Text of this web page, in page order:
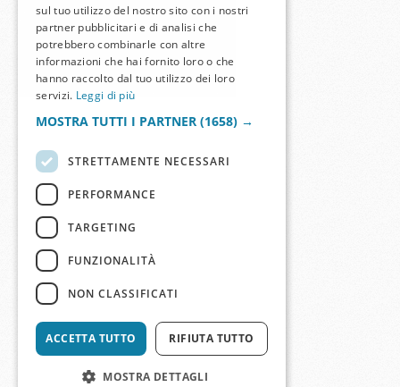
sul tuo utilizzo del nostro sito con i nostri
partner pubblicitari e di analisi che
potrebbero combinarle con altre
informazioni che hai fornito loro o che
hanno raccolto dal tuo utilizzo dei loro
servizi. Leggi di più
MOSTRA TUTTI I PARTNER (1658) →
STRETTAMENTE NECESSARI
PERFORMANCE
TARGETING
FUNZIONALITÀ
NON CLASSIFICATI
ACCETTA TUTTO RIFIUTA TUTTO
MOSTRA DETTAGLI